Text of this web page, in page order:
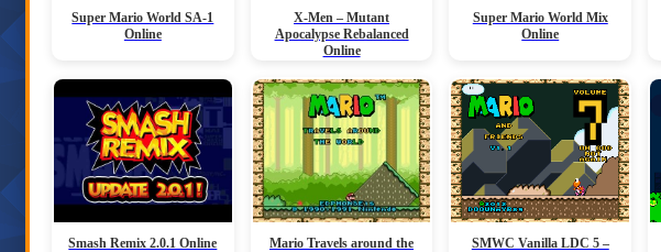
Super Mario World SA-1
Online
X-Men – Mutant
Apocalypse Rebalanced
Online
Super Mario World Mix
Online
Smash Remix 2.0.1 Online
Mario Travels around the
SMWC Vanilla LDC 5 –